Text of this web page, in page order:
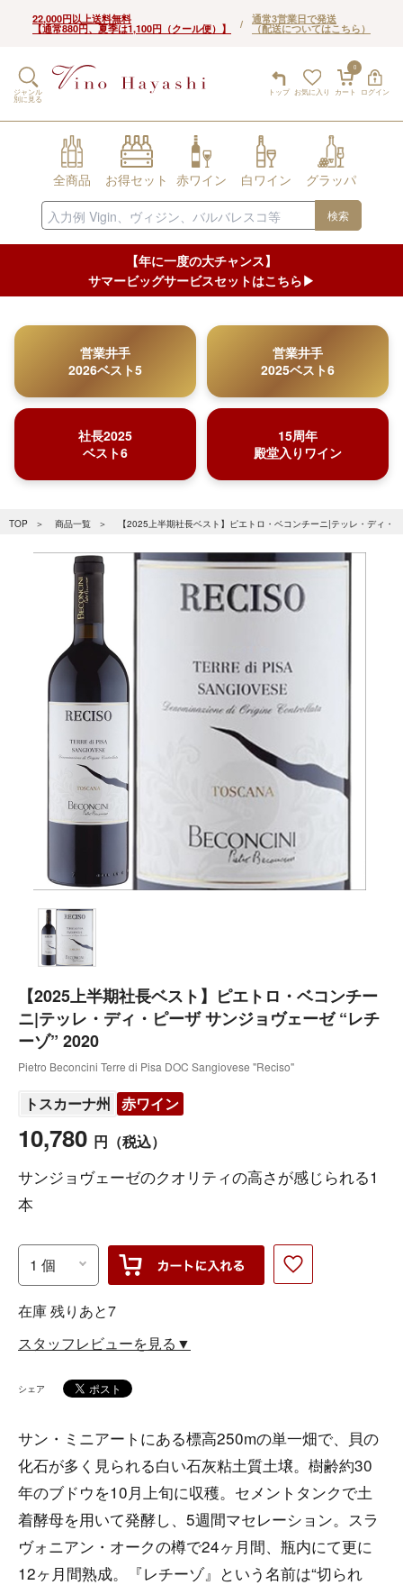
22,000円以上送料無料
【通常880円、夏季は1,100円（クール便）】 / 通常3営業日で発送
（配送についてはこちら）
トップ お気に入り
0
カート ログイン
ジャンル
別に見る
全商品 お得セット 赤ワイン 白ワイン グラッパ
検索
【年に一度の大チャンス】
サマービッグサービスセットはこちら▶︎
営業井手
2026ベスト5
営業井手
2025ベスト6
社長2025
ベスト6
15周年
殿堂入りワイン
TOP 商品一覧 【2025上半期社長ベスト】ピエトロ・ベコンチーニ|テッレ・ディ・
【2025上半期社長ベスト】ピエトロ・ベコンチー
ニ|テッレ・ディ・ピーザ サンジョヴェーゼ “レチ
ーゾ” 2020
Pietro Beconcini Terre di Pisa DOC Sangiovese "Reciso"
トスカーナ州 赤ワイン
10,780 円 （税込）
サンジョヴェーゼのクオリティの高さが感じられる1
本
在庫 残りあと7
スタッフレビューを見る▼
シェア
サン・ミニアートにある標高250mの単一畑で、貝の
化石が多く見られる白い石灰粘土質土壌。樹齢約30
年のブドウを10月上旬に収穫。セメントタンクで土
着酵母を用いて発酵し、5週間マセレーション。スラ
ヴォニアン・オークの樽で24ヶ月間、瓶内にて更に
12ヶ月間熟成。『レチーゾ』という名前は“切られ